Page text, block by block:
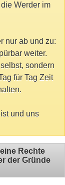
Werder im
nur ab und zu:
weiter.
sondern
für Tag Zeit
und uns
Rechte
der Gründe